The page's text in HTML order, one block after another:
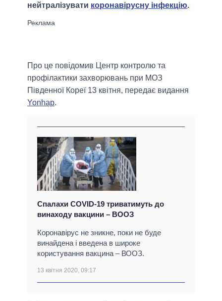
нейтралізувати коронавірусну інфекцію.
Про це повідомив Центр контролю та
профілактики захворювань при МОЗ
Південної Кореї 13 квітня, передає видання
Yonhap.
Спалахи COVID-19 триватимуть до
винаходу вакцини – ВООЗ
Коронавірус не зникне, поки не буде
винайдена і введена в широке
користування вакцина – ВООЗ.
13 квітня 2020, 09:17